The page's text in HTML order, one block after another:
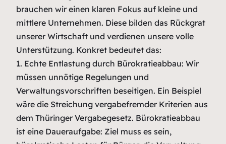
brauchen wir einen klaren Fokus auf kleine und
mittlere Unternehmen. Diese bilden das Rückgrat
unserer Wirtschaft und verdienen unsere volle
Unterstützung. Konkret bedeutet das:
1. Echte Entlastung durch Bürokratieabbau: Wir
müssen unnötige Regelungen und
Verwaltungsvorschriften beseitigen. Ein Beispiel
wäre die Streichung vergabefremder Kriterien aus
dem Thüringer Vergabegesetz. Bürokratieabbau
ist eine Daueraufgabe: Ziel muss es sein,